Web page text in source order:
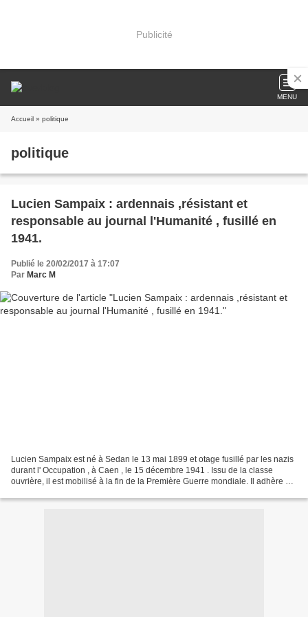
Publicité
MENU
Accueil » politique
politique
Lucien Sampaix : ardennais ,résistant et
responsable au journal l'Humanité , fusillé en
1941.
Publié le 20/02/2017 à 17:07
Par Marc M
Lucien Sampaix est né à Sedan le 13 mai 1899 et otage fusillé par les nazis
durant l' Occupation , à Caen , le 15 décembre 1941 . Issu de la classe
ouvrière, il est mobilisé à la fin de la Première Guerre mondiale. Il adhère à